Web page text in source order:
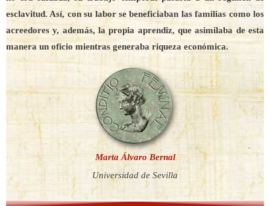
esclavitud. Así, con su labor se beneficiaban las familias como los
acreedores y, además, la propia aprendiz, que asimilaba de esta
manera un oficio mientras generaba riqueza económica.
Marta Álvaro Bernal
Universidad de Sevilla